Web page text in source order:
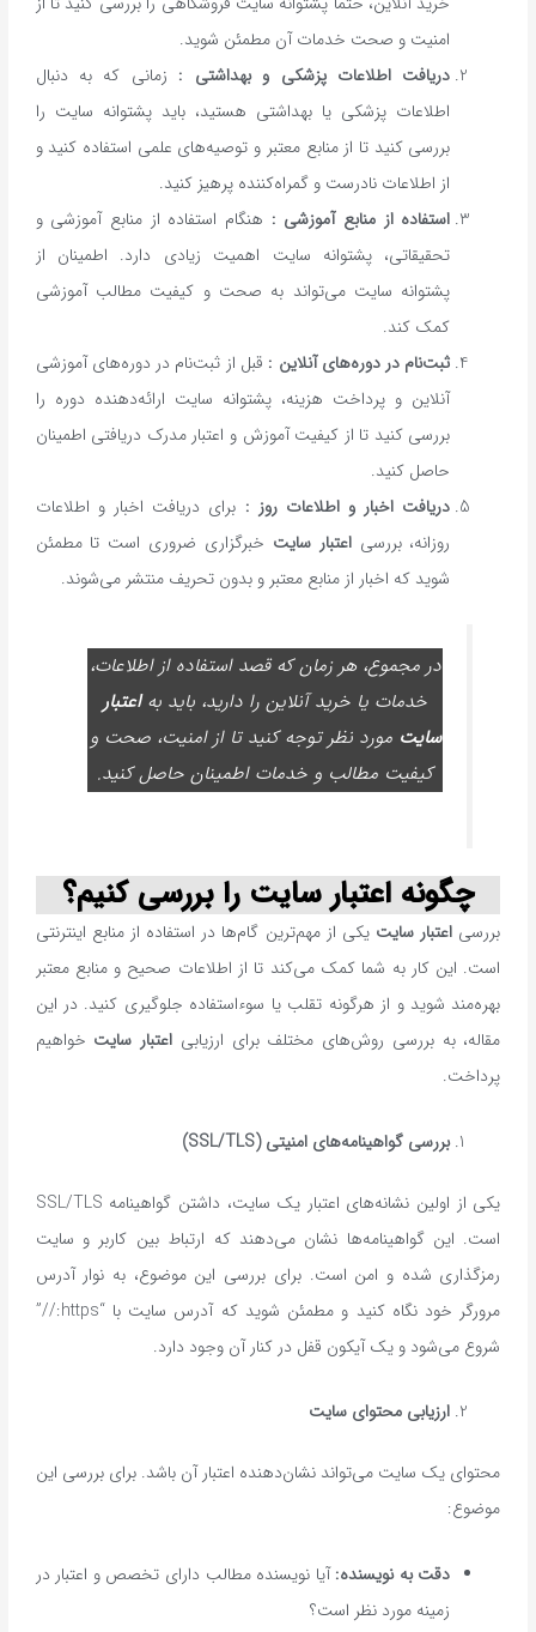
امنیت و صحت خدمات آن مطمئن شوید.
دریافت اطلاعات پزشکی و بهداشتی : زمانی که به دنبال
اطلاعات پزشکی یا بهداشتی هستید، باید پشتوانه سایت را
بررسی کنید تا از منابع معتبر و توصیه‌های علمی استفاده کنید و
از اطلاعات نادرست و گمراه‌کننده پرهیز کنید.
استفاده از منابع آموزشی : هنگام استفاده از منابع آموزشی و
تحقیقاتی، پشتوانه سایت اهمیت زیادی دارد. اطمینان از
پشتوانه سایت می‌تواند به صحت و کیفیت مطالب آموزشی
کمک کند.
ثبت‌نام در دوره‌های آنلاین : قبل از ثبت‌نام در دوره‌های آموزشی
آنلاین و پرداخت هزینه، پشتوانه سایت ارائه‌دهنده دوره را
بررسی کنید تا از کیفیت آموزش و اعتبار مدرک دریافتی اطمینان
حاصل کنید.
دریافت اخبار و اطلاعات روز : برای دریافت اخبار و اطلاعات
روزانه، بررسیاعتبار سایت خبرگزاری ضروری است تا مطمئن
شوید که اخبار از منابع معتبر و بدون تحریف منتشر می‌شوند.
در مجموع، هر زمان که قصد استفاده از اطلاعات،
خدمات یا خرید آنلاین را دارید، باید بهاعتبار
سایت مورد نظر توجه کنید تا از امنیت، صحت و
کیفیت مطالب و خدمات اطمینان حاصل کنید.
چگونه اعتبار سایت را بررسی کنیم؟
بررسی اعتبار سایت یکی از مهم‌ترین گام‌ها در استفاده از منابع اینترنتی
است. این کار به شما کمک می‌کند تا از اطلاعات صحیح و منابع معتبر
بهره‌مند شوید و از هرگونه تقلب یا سوءاستفاده جلوگیری کنید. در این
مقاله، به بررسی روش‌های مختلف برای ارزیابی اعتبار سایت خواهیم
پرداخت.
بررسی گواهینامه‌های امنیتی(SSL/TLS)
یکی از اولین نشانه‌های اعتبار یک سایت، داشتن گواهینامه SSL/TLS
است. این گواهینامه‌ها نشان می‌دهند که ارتباط بین کاربر و سایت
رمزگذاری شده و امن است. برای بررسی این موضوع، به نوار آدرس
مرورگر خود نگاه کنید و مطمئن شوید که آدرس سایت با “https://”
شروع می‌شود و یک آیکون قفل در کنار آن وجود دارد.
ارزیابی محتوای سایت
محتوای یک سایت می‌تواند نشان‌دهنده اعتبار آن باشد. برای بررسی این
موضوع:
دقت به نویسنده:آیا نویسنده مطالب دارای تخصص و اعتبار در
زمینه مورد نظر است؟